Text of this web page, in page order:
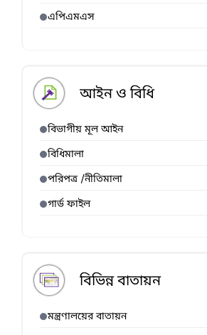
এপিএমএস
আইন ও বিধি
বিভাগীয় মূল আইন
বিধিমালা
পরিপত্র /নীতিমালা
গার্ড ফাইল
বিভিন্ন বাতায়ন
মন্ত্রণালয়ের বাতায়ন